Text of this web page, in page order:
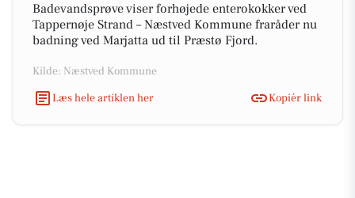
Badevandsprøve viser forhøjede enterokokker ved
Tappernøje Strand – Næstved Kommune fraråder nu
badning ved Marjatta ud til Præstø Fjord.
Kilde: Næstved Kommune
Læs hele artiklen her
Kopiér link